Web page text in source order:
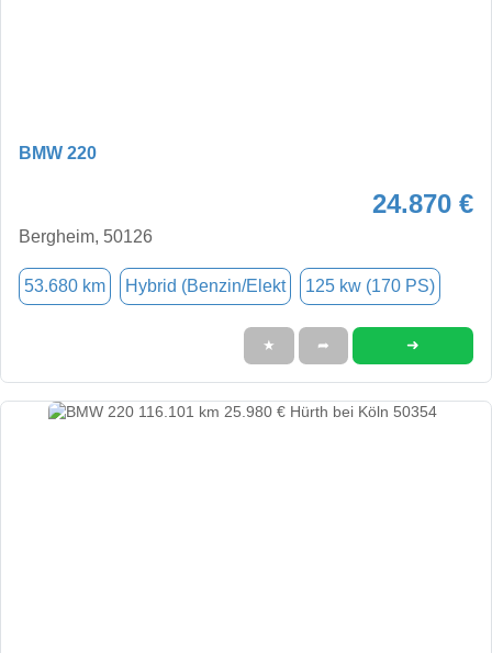
BMW 220
24.870 €
Bergheim, 50126
53.680 km Hybrid (Benzin/Elekt 125 kw (170 PS)
★ ➦ ➜